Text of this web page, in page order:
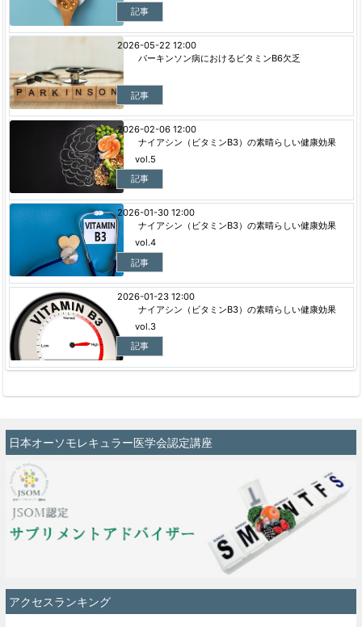
記事
パーキンソン病におけるビタミンB6欠乏
記事
2026-05-22 12:00
ナイアシン（ビタミンB3）の素晴らしい健康効果
vol.5
記事
2026-02-06 12:00
ナイアシン（ビタミンB3）の素晴らしい健康効果
vol.4
記事
2026-01-30 12:00
ナイアシン（ビタミンB3）の素晴らしい健康効果
vol.3
記事
2026-01-23 12:00
日本オーソモレキュラー医学会認定講座
アクセスランキング